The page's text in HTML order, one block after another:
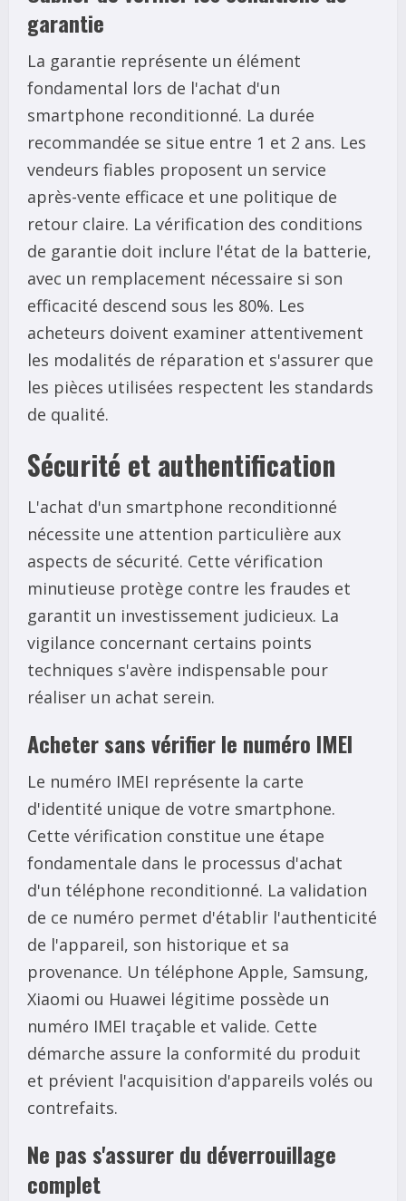
garantie
La garantie représente un élément
fondamental lors de l'achat d'un
smartphone reconditionné. La durée
recommandée se situe entre 1 et 2 ans. Les
vendeurs fiables proposent un service
après-vente efficace et une politique de
retour claire. La vérification des conditions
de garantie doit inclure l'état de la batterie,
avec un remplacement nécessaire si son
efficacité descend sous les 80%. Les
acheteurs doivent examiner attentivement
les modalités de réparation et s'assurer que
les pièces utilisées respectent les standards
de qualité.
Sécurité et authentification
L'achat d'un smartphone reconditionné
nécessite une attention particulière aux
aspects de sécurité. Cette vérification
minutieuse protège contre les fraudes et
garantit un investissement judicieux. La
vigilance concernant certains points
techniques s'avère indispensable pour
réaliser un achat serein.
Acheter sans vérifier le numéro IMEI
Le numéro IMEI représente la carte
d'identité unique de votre smartphone.
Cette vérification constitue une étape
fondamentale dans le processus d'achat
d'un téléphone reconditionné. La validation
de ce numéro permet d'établir l'authenticité
de l'appareil, son historique et sa
provenance. Un téléphone Apple, Samsung,
Xiaomi ou Huawei légitime possède un
numéro IMEI traçable et valide. Cette
démarche assure la conformité du produit
et prévient l'acquisition d'appareils volés ou
contrefaits.
Ne pas s'assurer du déverrouillage
complet